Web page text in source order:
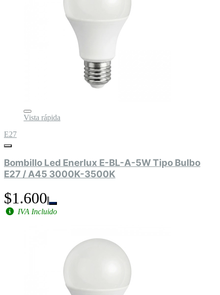
Vista rápida
E27
Bombillo Led Enerlux E-BL-A-5W Tipo Bulbo
E27 / A45 3000K-3500K
$1.600
IVA Incluido